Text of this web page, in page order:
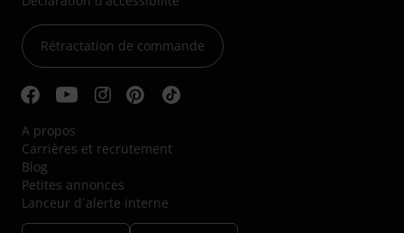
Rétractation de commande
A propos
Carrières et recrutement
Blog
Petites annonces
Lanceur d´alerte interne